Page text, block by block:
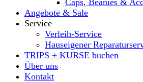
Caps, Beanies &
Angebote & Sale
Service
Verleih-Service
Hauseigener
TRIPS + KURSE buchen
Über uns
Kontakt